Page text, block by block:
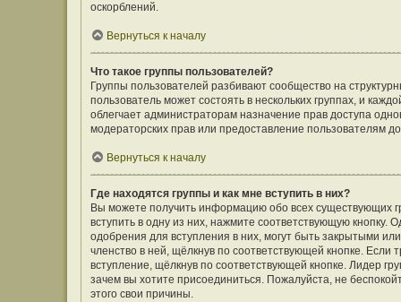
оскорблений.
Вернуться к началу
Что такое группы пользователей?
Группы пользователей разбивают сообщество на
пользователь может состоять в нескольких группах, и
облегчает администраторам назначение прав доступа
модераторских прав или предоставление пользователям
Вернуться к началу
Где находятся группы и как мне вступить в них?
Вы можете получить информацию обо всех существующих
вступить в одну из них, нажмите соответствующую
одобрения для вступления в них, могут быть закрытыми
членство в ней, щёлкнув по соответствующей кнопке. Если
вступление, щёлкнув по соответствующей кнопке. Лидер
зачем вы хотите присоединиться. Пожалуйста, не
этого свои причины.